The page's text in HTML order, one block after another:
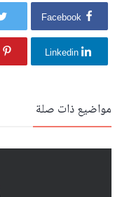
Facebook
Linkedin
مواضيع ذات صلة